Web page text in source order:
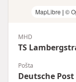
MapLibre | ©
MHD
TS
Pošta
Deutsche Post